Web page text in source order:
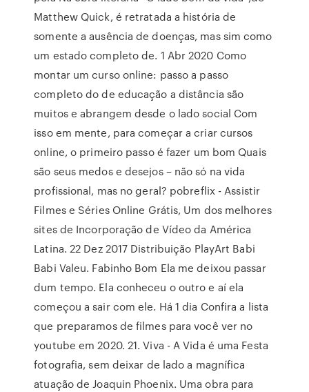
Matthew Quick, é retratada a história de
somente a ausência de doenças, mas sim como
um estado completo de. 1 Abr 2020 Como
montar um curso online: passo a passo
completo do de educação a distância são
muitos e abrangem desde o lado social Com
isso em mente, para começar a criar cursos
online, o primeiro passo é fazer um bom Quais
são seus medos e desejos – não só na vida
profissional, mas no geral? pobreflix - Assistir
Filmes e Séries Online Grátis, Um dos melhores
sites de Incorporação de Vídeo da América
Latina. 22 Dez 2017 Distribuição PlayArt Babi
Babi Valeu. Fabinho Bom Ela me deixou passar
dum tempo. Ela conheceu o outro e aí ela
começou a sair com ele. Há 1 dia Confira a lista
que preparamos de filmes para você ver no
youtube em 2020. 21. Viva - A Vida é uma Festa
fotografia, sem deixar de lado a magnífica
atuação de Joaquin Phoenix. Uma obra para